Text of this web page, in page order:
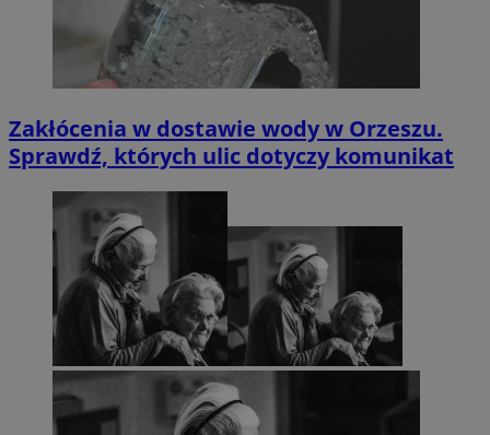
Zakłócenia w dostawie wody w Orzeszu.
Sprawdź, których ulic dotyczy komunikat